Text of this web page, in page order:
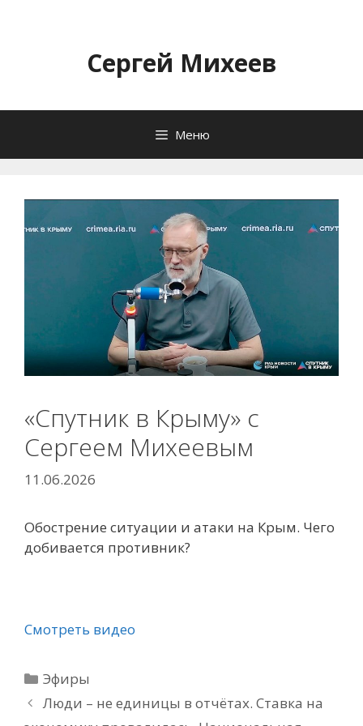
содержимомуСергей Михеев
Меню
«Спутник в Крыму» с
Сергеем Михеевым
11.06.2026
Обострение ситуации и атаки на Крым. Чего
добивается противник?
Смотреть видео
Рубрики
Эфиры
Люди – не единицы в отчётах. Ставка на